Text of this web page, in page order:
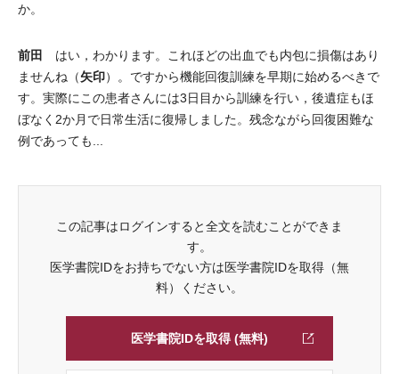
か。
前田 はい，わかります。これほどの出血でも内包に損傷はあり
ませんね（矢印）。ですから機能回復訓練を早期に始めるべきで
す。実際にこの患者さんには3日目から訓練を行い，後遺症もほ
ぼなく2か月で日常生活に復帰しました。残念ながら回復困難な
例であっても...
この記事はログインすると全文を読むことができま
す。
医学書院IDをお持ちでない方は医学書院IDを取得（無
料）ください。
医学書院IDを取得 (無料)